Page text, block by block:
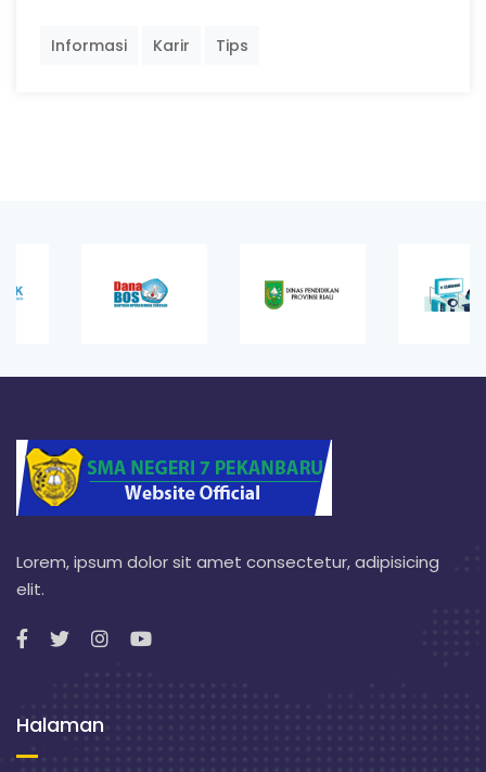
Informasi Karir Tips
Lorem, ipsum dolor sit amet consectetur, adipisicing
elit.
Halaman